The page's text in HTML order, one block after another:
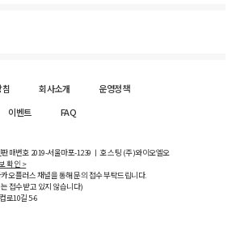
침 회사소개
운영정책
이벤트 FAQ
매번호 2019-서울마포-1239 ㅣ 호스팅 (주)와이오엘오
확인 >
오플러스 채널을 통해 문의 접수 부탁드립니다.
접수받고 있지 않습니다)
로10길5-6